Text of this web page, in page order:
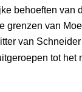
behoeften van
grenzen van
van
tot het